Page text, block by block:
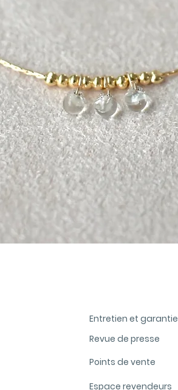
Entretien et garantie
Points de vente
Revue de presse
Espace revendeurs